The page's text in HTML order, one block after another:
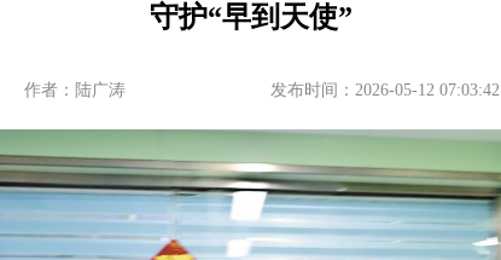
守护“早到天使”
作者： 陆广涛 发布时间：2026-05-12 07:03:42